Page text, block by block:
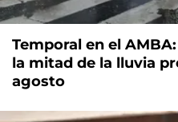
Temporal en el
la mitad de la lluvia
agosto